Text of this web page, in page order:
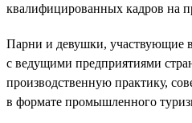
квалифицированных кадров на
Парни и девушки, участвующие в
с ведущими предприятиями
производственную практику,
в формате промышленного